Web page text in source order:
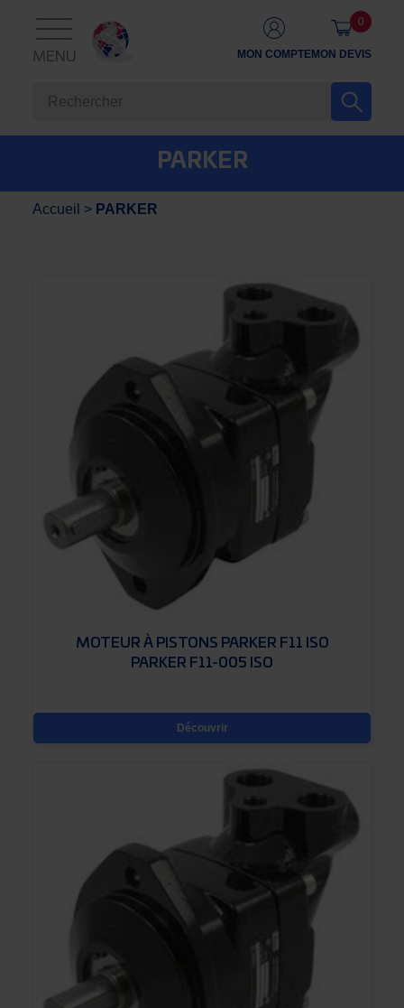
MENU MON COMPTEMON DEVIS
0
PARKER
Accueil > PARKER
MOTEUR À PISTONS PARKER F11 ISO
PARKER F11-005 ISO
Découvrir